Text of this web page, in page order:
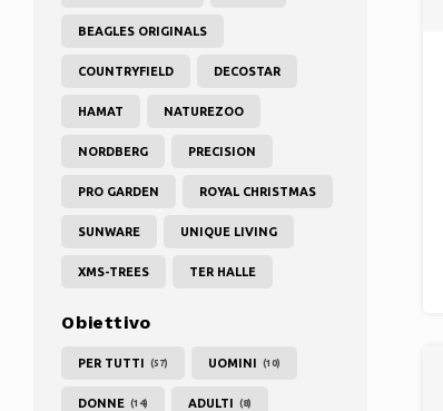
BEAGLES ORIGINALS
COUNTRYFIELD DECOSTAR
HAMAT NATUREZOO
NORDBERG PRECISION
PRO GARDEN ROYAL CHRISTMAS
SUNWARE UNIQUE LIVING
XMS-TREES TER HALLE
Obiettivo
PER TUTTI (57) UOMINI (10)
DONNE (14) ADULTI (8)